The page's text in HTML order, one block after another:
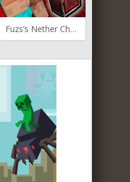
Fuzs’s Nether Chest для Майнкрафт 1.19.2